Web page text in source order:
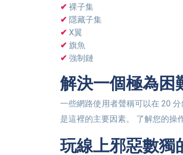
裸子集
隱藏子集
X翼
旗魚
強制鏈
解決一個極為
一些網路使用者聲稱可以在 20 分鐘內解決非常困難的數獨，而其他人可能需要 6.5 小時才能解決同樣的難題。 每個人都是不同的。 值得注意的是，時間並不
是這裡的主要因素。 了解您的操
玩線上邪惡數獨